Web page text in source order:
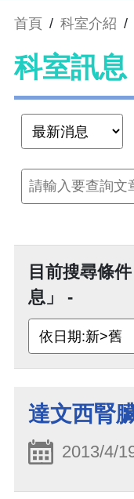
首頁 / 科室介紹 /
科室訊息
目前搜尋條
息」 -
達文西腎
2013/4/